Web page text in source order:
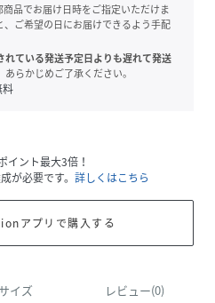
品でお届け日時をご指定いただけま
ご希望の日にお届けできるよう手配
ている発送予定日よりも遅れて発送
らかじめご了承ください。
料
イント最大3倍！
が必要です。 詳しくはこちら
アプリで購入する
サイズ レビュー(0)